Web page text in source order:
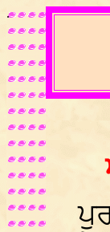
.